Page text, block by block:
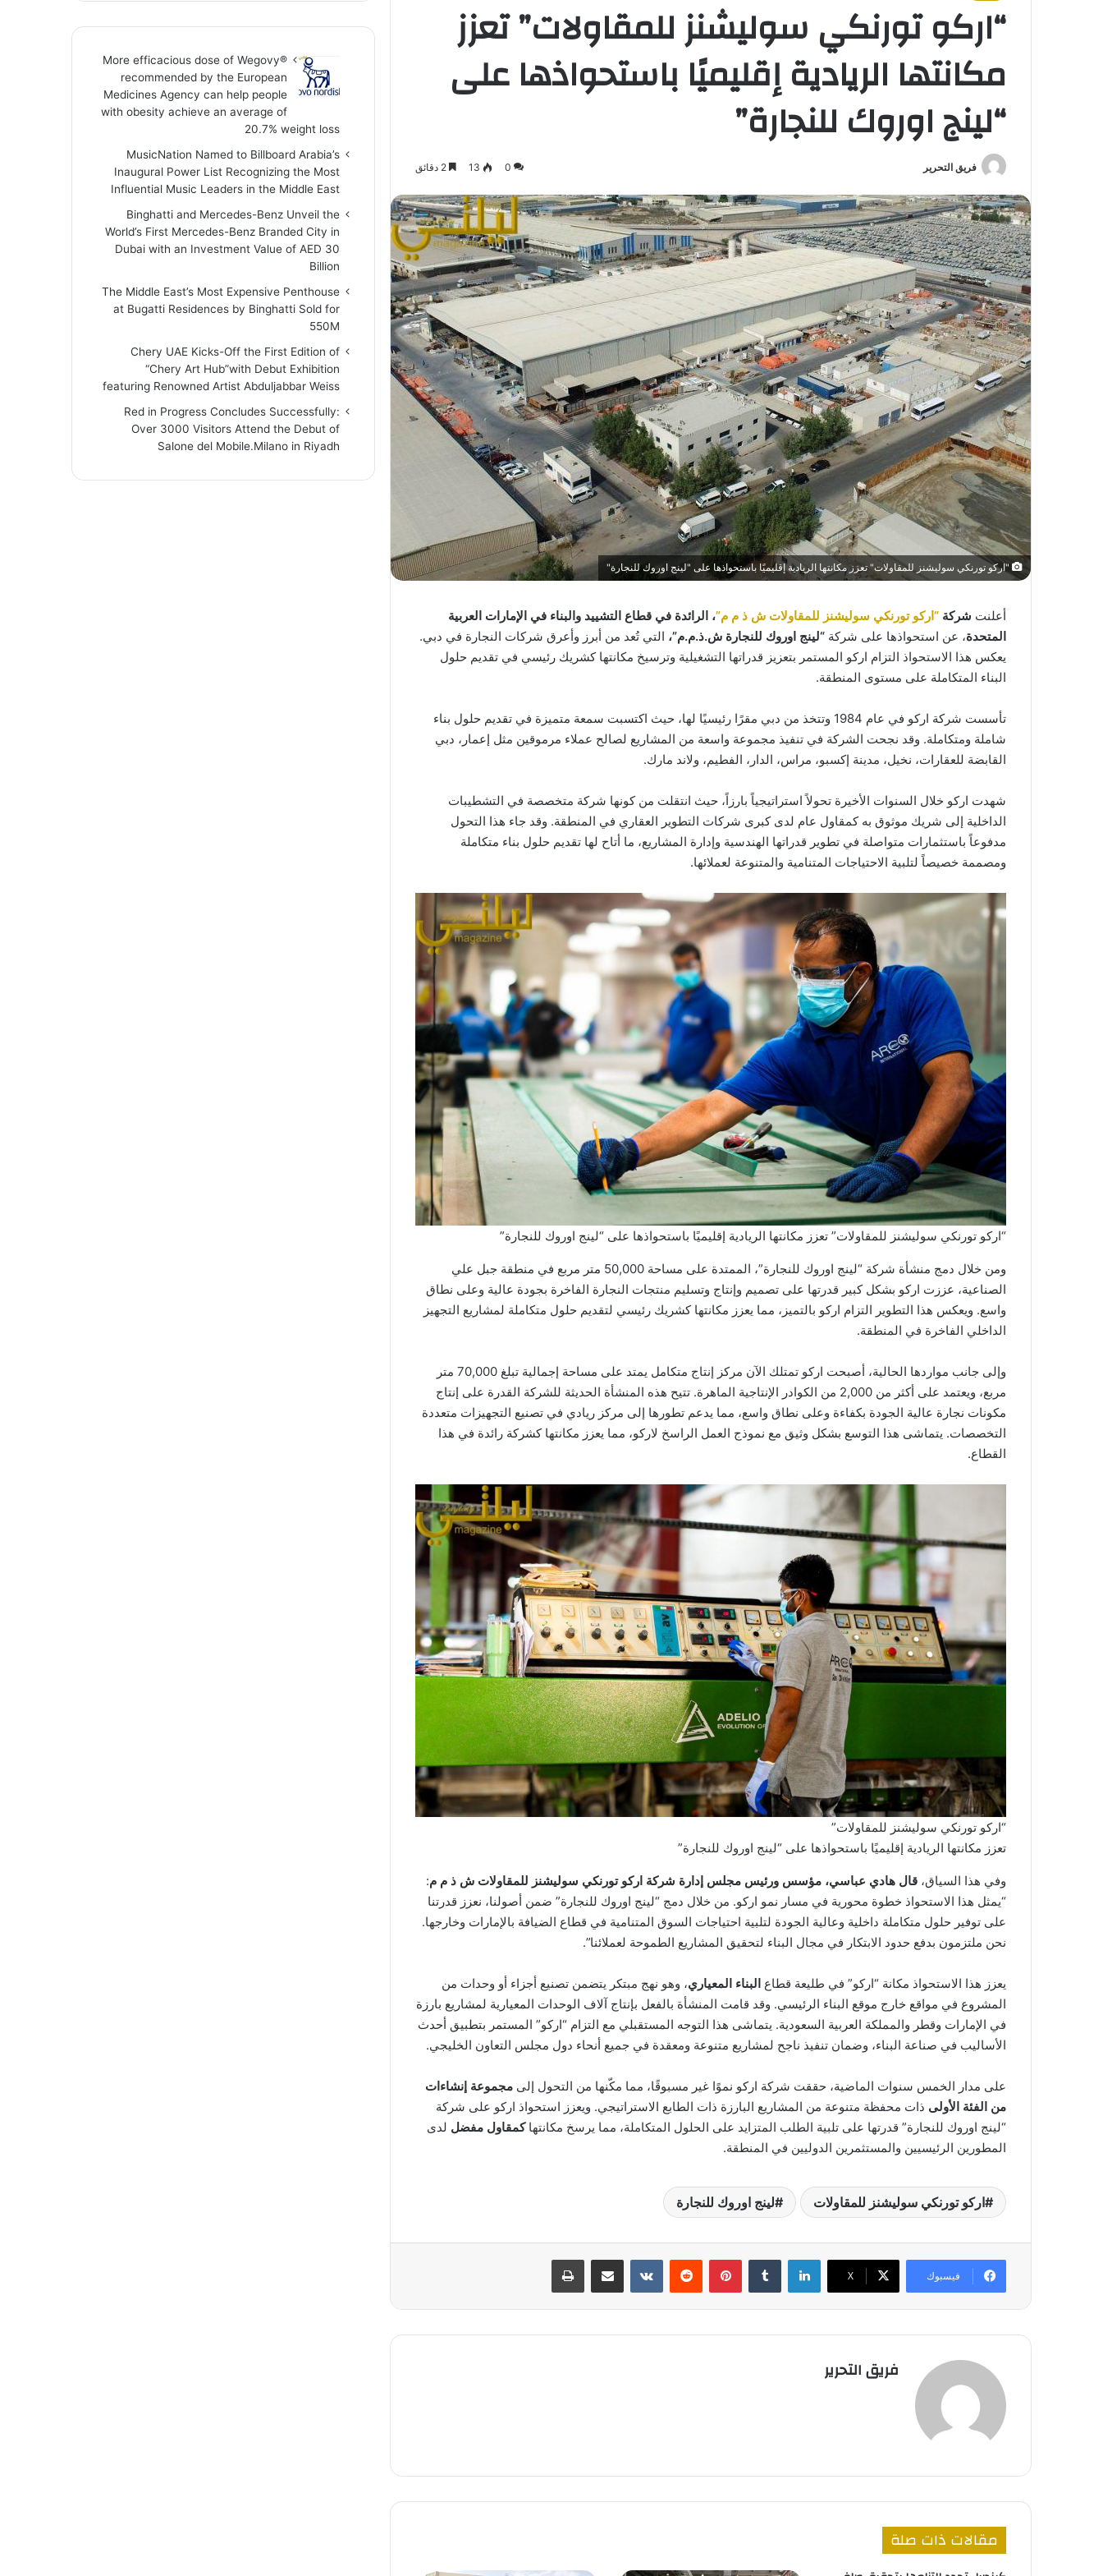
“اركو تورنكي سوليشنز للمقاولات” تعزز
مكانتها الريادية إقليميًا باستحواذها على
“لينج اوروك للنجارة”
فريق التحرير 0
13
"اركو تورنكي سوليشنز للمقاولات" تعزز مكانتها الريادية إقليميًا باستحواذها على "لينج اوروك للنجارة"
أعلنت شركة “اركو تورنكي سوليشنز للمقاولات ش ذ م م”، الرائدة في قطاع التشييد والبناء في الإمارات العربية
المتحدة، عن استحواذها على شركة “لينج اوروك للنجارة ش.ذ.م.م”، التي تُعد من أبرز وأعرق شركات النجارة في دبي.
يعكس هذا الاستحواذ التزام اركو المستمر بتعزيز قدراتها التشغيلية وترسيخ مكانتها كشريك رئيسي في تقديم حلول
البناء المتكاملة على مستوى المنطقة.
تأسست شركة اركو في عام 1984 وتتخذ من دبي مقرًا رئيسيًا لها، حيث اكتسبت سمعة متميزة في تقديم حلول بناء
شاملة ومتكاملة. وقد نجحت الشركة في تنفيذ مجموعة واسعة من المشاريع لصالح عملاء مرموقين مثل إعمار، دبي
القابضة للعقارات، نخيل، مدينة إكسبو، مراس، الدار، الفطيم، ولاند مارك.
شهدت اركو خلال السنوات الأخيرة تحولاً استراتيجياً بارزاً، حيث انتقلت من كونها شركة متخصصة في التشطيبات
الداخلية إلى شريك موثوق به كمقاول عام لدى كبرى شركات التطوير العقاري في المنطقة. وقد جاء هذا التحول
مدفوعاً باستثمارات متواصلة في تطوير قدراتها الهندسية وإدارة المشاريع، ما أتاح لها تقديم حلول بناء متكاملة
ومصممة خصيصاً لتلبية الاحتياجات المتنامية والمتنوعة لعملائها.
“اركو تورنكي سوليشنز للمقاولات” تعزز مكانتها الريادية إقليميًا باستحواذها على “لينج اوروك للنجارة”
ومن خلال دمج منشأة شركة “لينج اوروك للنجارة”، الممتدة على مساحة 50,000 متر مربع في منطقة جبل علي
الصناعية، عززت اركو بشكل كبير قدرتها على تصميم وإنتاج وتسليم منتجات النجارة الفاخرة بجودة عالية وعلى نطاق
واسع. ويعكس هذا التطوير التزام اركو بالتميز، مما يعزز مكانتها كشريك رئيسي لتقديم حلول متكاملة لمشاريع التجهيز
الداخلي الفاخرة في المنطقة.
وإلى جانب مواردها الحالية، أصبحت اركو تمتلك الآن مركز إنتاج متكامل يمتد على مساحة إجمالية تبلغ 70,000 متر
مربع، ويعتمد على أكثر من 2,000 من الكوادر الإنتاجية الماهرة. تتيح هذه المنشأة الحديثة للشركة القدرة على إنتاج
مكونات نجارة عالية الجودة بكفاءة وعلى نطاق واسع، مما يدعم تطورها إلى مركز ريادي في تصنيع التجهيزات متعددة
التخصصات. يتماشى هذا التوسع بشكل وثيق مع نموذج العمل الراسخ لاركو، مما يعزز مكانتها كشركة رائدة في هذا
القطاع.
“اركو تورنكي سوليشنز للمقاولات”
تعزز مكانتها الريادية إقليميًا باستحواذها على “لينج اوروك للنجارة”
وفي هذا السياق، قال هادي عباسي، مؤسس ورئيس مجلس إدارة شركة اركو تورنكي سوليشنز للمقاولات ش ذ م م:
“يمثل هذا الاستحواذ خطوة محورية في مسار نمو اركو. من خلال دمج “لينج اوروك للنجارة” ضمن أصولنا، نعزز قدرتنا
على توفير حلول متكاملة داخلية وعالية الجودة لتلبية احتياجات السوق المتنامية في قطاع الضيافة بالإمارات وخارجها.
نحن ملتزمون بدفع حدود الابتكار في مجال البناء لتحقيق المشاريع الطموحة لعملائنا”.
يعزز هذا الاستحواذ مكانة “اركو” في طليعة قطاع البناء المعياري، وهو نهج مبتكر يتضمن تصنيع أجزاء أو وحدات من
المشروع في مواقع خارج موقع البناء الرئيسي. وقد قامت المنشأة بالفعل بإنتاج آلاف الوحدات المعيارية لمشاريع بارزة
في الإمارات وقطر والمملكة العربية السعودية. يتماشى هذا التوجه المستقبلي مع التزام “اركو” المستمر بتطبيق أحدث
الأساليب في صناعة البناء، وضمان تنفيذ ناجح لمشاريع متنوعة ومعقدة في جميع أنحاء دول مجلس التعاون الخليجي.
على مدار الخمس سنوات الماضية، حققت شركة اركو نموًا غير مسبوقًا، مما مكّنها من التحول إلى مجموعة إنشاءات
من الفئة الأولى ذات محفظة متنوعة من المشاريع البارزة ذات الطابع الاستراتيجي. ويعزز استحواذ اركو على شركة
“لينج اوروك للنجارة” قدرتها على تلبية الطلب المتزايد على الحلول المتكاملة، مما يرسخ مكانتهاكمقاول مفضل لدى
المطورين الرئيسيين والمستثمرين الدوليين في المنطقة.
اركو تورنكي سوليشنز للمقاولات لينج اوروك للنجارة
فيسبوك ‫X
لينكدإن بينتيريست مشاركة عبر البريد طباعة
فريق التحرير
مقالات ذات صلة
More efficacious dose of Wegovy®️
recommended by the European
Medicines Agency can help people
with obesity achieve an average of
20.7% weight loss
MusicNation Named to Billboard Arabia’s
Inaugural Power List Recognizing the Most
Influential Music Leaders in the Middle East
Binghatti and Mercedes-Benz Unveil the
World’s First Mercedes-Benz Branded City in
Dubai with an Investment Value of AED 30
Billion
The Middle East’s Most Expensive Penthouse
at Bugatti Residences by Binghatti Sold for
550M
Chery UAE Kicks-Off the First Edition of
“Chery Art Hub”with Debut Exhibition
featuring Renowned Artist Abduljabbar Weiss
Red in Progress Concludes Successfully:
Over 3000 Visitors Attend the Debut of
Salone del Mobile.Milano in Riyadh